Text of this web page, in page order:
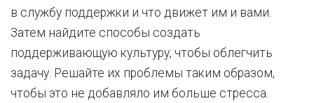
в службу поддержки и что движет им и вами.
Затем найдите способы создать
поддерживающую культуру, чтобы облегчить
задачу. Решайте их проблемы таким образом,
чтобы это не добавляло им больше стресса.